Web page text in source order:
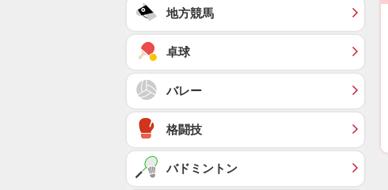
地方競馬
卓球
バレー
格闘技
バドミントン